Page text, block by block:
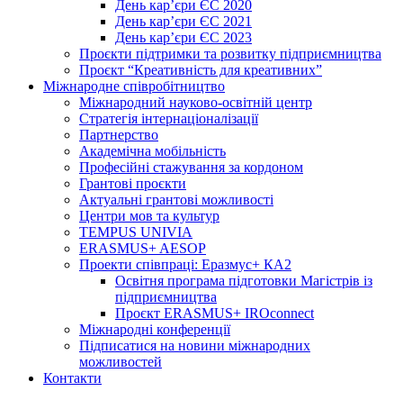
День кар’єри ЄС 2020
День кар’єри ЄС 2021
День кар’єри ЄС 2023
Проєкти підтримки та розвитку підприємництва
Проєкт “Креативність для креативних”
Міжнародне співробітництво
Міжнародний науково-освітній центр
Стратегія інтернаціоналізації
Партнерство
Академічна мобільність
Професійні стажування за кордоном
Грантові проєкти
Актуальні грантові можливості
Центри мов та культур
TEMPUS UNIVIA
ERASMUS+ AESOP
Проекти співпраці: Еразмус+ КА2
Освітня програма підготовки Магістрів із
підприємництва
Проєкт ERASMUS+ IROconnect
Міжнародні конференції
Підписатися на новини міжнародних
можливостей
Контакти